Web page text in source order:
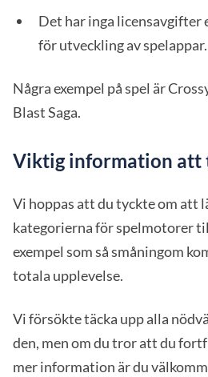
Det har inga licensavgifter
för utveckling av spelappar.
Några exempel på spel är
Blast Saga.
Viktig information att
Vi hoppas att du tyckte om att
kategorierna för spelmotorer
exempel som så småningom
totala upplevelse.
Vi försökte täcka upp alla
den, men om du tror att du
mer information är du